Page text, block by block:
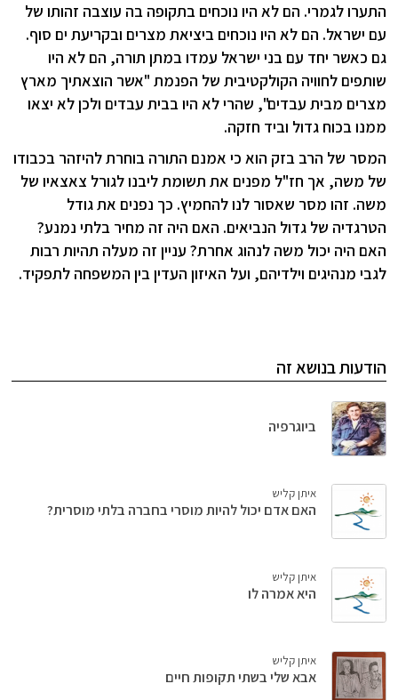
התערו לגמרי. הם לא היו נוכחים בתקופה בה עוצבה זהותו של
עם ישראל. הם לא היו נוכחים ביציאת מצרים ובקריעת ים סוף.
גם כאשר יחד עם בני ישראל עמדו במתן תורה, הם לא היו
שותפים לחוויה הקולקטיבית של הפנמת "אשר הוצאתיך מארץ
מצרים מבית עבדים", שהרי לא היו בבית עבדים ולכן לא יצאו
ממנו בכוח גדול וביד חזקה.
המסר של הרב בזק הוא כי אמנם התורה בוחרת להיזהר בכבודו
של משה, אך חז"ל מפנים את תשומת ליבנו לגורל צאצאיו של
משה. זהו מסר שאסור לנו להחמיץ. כך נפנים את גודל
הטרגדיה של גדול הנביאים. האם היה זה מחיר בלתי נמנע?
האם היה יכול משה לנהוג אחרת? עניין זה מעלה תהיות רבות
לגבי מנהיגים וילדיהם, ועל האיזון העדין בין המשפחה לתפקיד.
הודעות בנושא זה
ביוגרפיה
איתן קליש
האם אדם יכול להיות מוסרי בחברה בלתי מוסרית?
איתן קליש
היא אמרה לו
איתן קליש
אבא שלי בשתי תקופות חיים